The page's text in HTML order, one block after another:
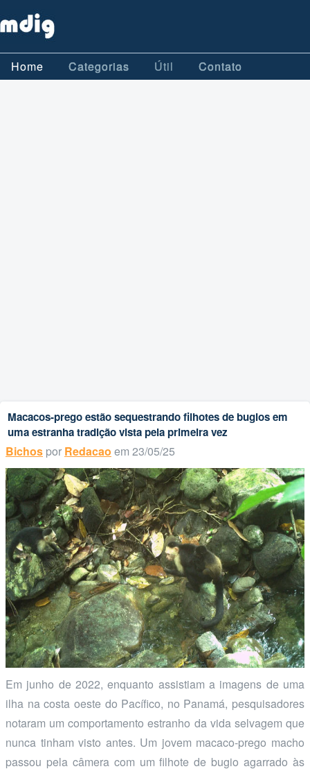
Home Categorias Útil Contato
Macacos-prego estão sequestrando filhotes de bugios em
uma estranha tradição vista pela primeira vez
Bichos por Redacao em 23/05/25
Em junho de 2022, enquanto assistiam a imagens de uma
ilha na costa oeste do Pacífico, no Panamá, pesquisadores
notaram um comportamento estranho da vida selvagem que
nunca tinham visto antes. Um jovem macaco-prego macho
passou pela câmera com um filhote de bugio agarrado às